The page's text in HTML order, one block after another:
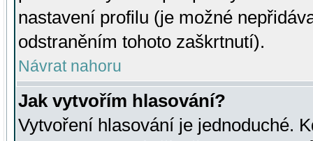
nastavení profilu (je možné
odstraněním tohoto zaškrtnutí).
Návrat nahoru
Jak vytvořím hlasování?
Vytvoření hlasování je jednoduché.